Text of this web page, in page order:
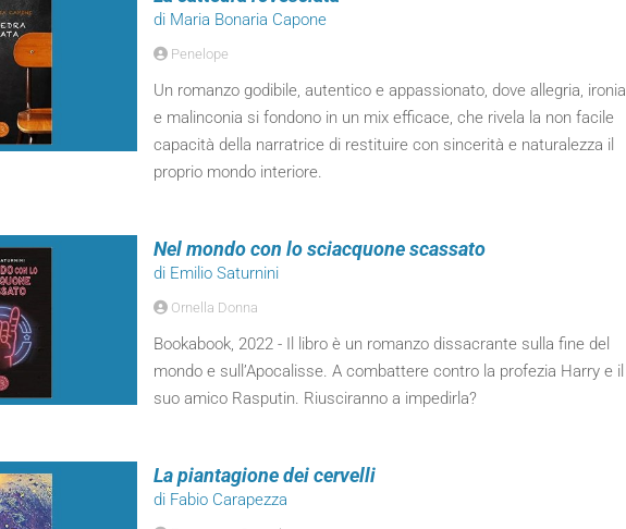
di Maria Bonaria Capone
Penelope
Un romanzo godibile, autentico e appassionato, dove allegria, ironia
e malinconia si fondono in un mix efficace, che rivela la non facile
capacità della narratrice di restituire con sincerità e naturalezza il
proprio mondo interiore.
Nel mondo con lo sciacquone scassato
di Emilio Saturnini
Ornella Donna
Bookabook, 2022 - Il libro è un romanzo dissacrante sulla fine del
mondo e sull’Apocalisse. A combattere contro la profezia Harry e il
suo amico Rasputin. Riusciranno a impedirla?
La piantagione dei cervelli
di Fabio Carapezza